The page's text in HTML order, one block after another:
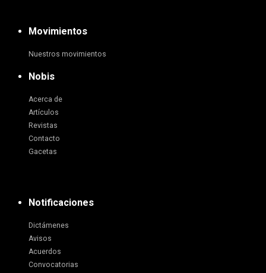
Movimientos
Nuestros movimientos
Nobis
Acerca de
Artículos
Revistas
Contacto
Gacetas
Notificaciones
Dictámenes
Avisos
Acuerdos
Convocatorias